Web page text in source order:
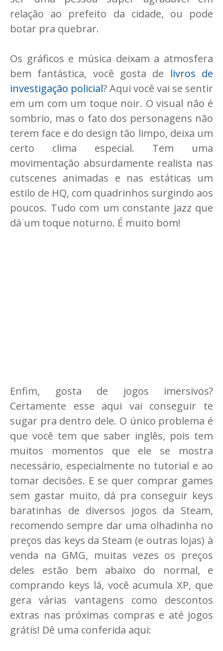
relação ao prefeito da cidade, ou pode
botar pra quebrar.
Os gráficos e música deixam a atmosfera
bem fantástica, você gosta de livros de
investigação policial? Aqui você vai se sentir
em um com um toque noir. O visual não é
sombrio, mas o fato dos personagens não
terem face e do design tão limpo, deixa um
certo clima especial. Tem uma
movimentação absurdamente realista nas
cutscenes animadas e nas estáticas um
estilo de HQ, com quadrinhos surgindo aos
poucos. Tudo com um constante jazz que
dá um toque noturno. É muito bom!
Enfim, gosta de jogos imersivos?
Certamente esse aqui vai conseguir te
sugar pra dentro dele. O único problema é
que você tem que saber inglês, pois tem
muitos momentos que ele se mostra
necessário, especialmente no tutorial e ao
tomar decisões. E se quer comprar games
sem gastar muito, dá pra conseguir keys
baratinhas de diversos jogos da Steam,
recomendo sempre dar uma olhadinha no
preços das keys da Steam (e outras lojas) à
venda na GMG, muitas vezes os preços
deles estão bem abaixo do normal, e
comprando keys lá, você acumula XP, que
gera várias vantagens como descontos
extras nas próximas compras e até jogos
grátis! Dê uma conferida aqui: